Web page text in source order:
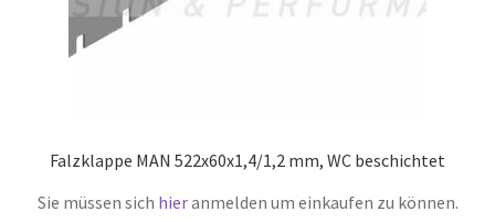
Falzklappe MAN 522x60x1,4/1,2 mm, WC beschichtet
Sie müssen sich hieranmelden um einkaufen zu können.